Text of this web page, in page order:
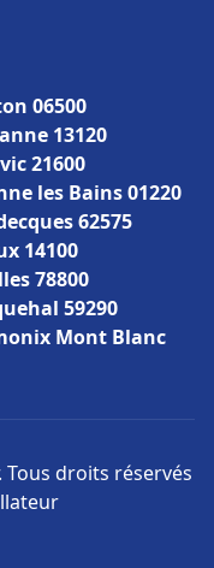
06500
13120
21600
les Bains 01220
62575
14100
78800
59290
Mont Blanc
droits réservés